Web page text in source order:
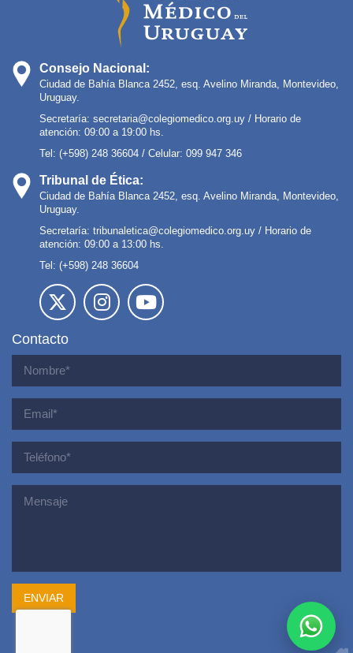
Consejo Nacional:
Ciudad de Bahía Blanca 2452, esq. Avelino Miranda, Montevideo,
Uruguay.
Secretaría: secretaria@colegiomedico.org.uy / Horario de
atención: 09:00 a 19:00 hs.
Tel: (+598) 248 36604 / Celular: 099 947 346
Tribunal de Ética:
Ciudad de Bahía Blanca 2452, esq. Avelino Miranda, Montevideo,
Uruguay.
Secretaría: tribunaletica@colegiomedico.org.uy / Horario de
atención: 09:00 a 13:00 hs.
Tel: (+598) 248 36604
Contacto